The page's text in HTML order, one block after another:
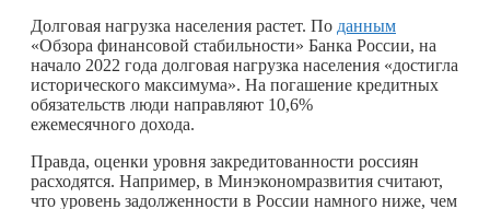
Долговая нагрузка населения растет. По данным
«Обзора финансовой стабильности» Банка России, на
начало 2022 года долговая нагрузка населения «достигла
исторического максимума». На погашение кредитных
обязательств люди направляют 10,6%
ежемесячного дохода.
Правда, оценки уровня закредитованности россиян
расходятся. Например, в Минэкономразвития считают,
что уровень задолженности в России намного ниже, чем